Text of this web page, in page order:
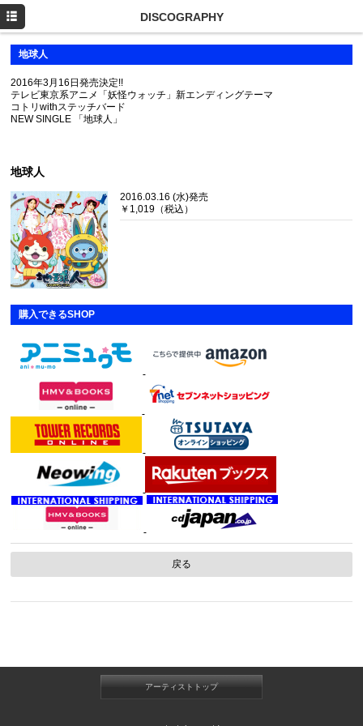
DISCOGRAPHY
地球人
2016年3月16日発売決定!!
テレビ東京系アニメ「妖怪ウォッチ」新エンディングテーマ
コトリwithステッチバード
NEW SINGLE 「地球人」
地球人
2016.03.16 (水)発売
￥1,019（税込）
購入できるSHOP
戻る
アーティストトップ
PROFILE
NEWS
MOVIE